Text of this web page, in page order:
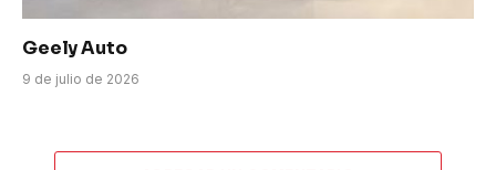
Geely Auto
9 de julio de 2026